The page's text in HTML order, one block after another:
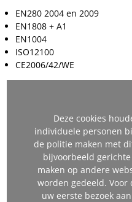
EN280 2004 en 2009
EN1808 + A1
EN1004
ISO12100
CE2006/42/WE
Deze cookies
individuele personen
de politie maken met
bijvoorbeeld
maken op andere
worden gedeeld.
uw eerste bezoek